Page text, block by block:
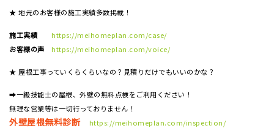
★ 地元のお客様の施工実績多数掲載！
施工実績
https://meihomeplan.com/case/
お客様の声
https://meihomeplan.com/voice/
★ 屋根工事っていくらくらいなの？見積りだけでもいいのかな？
➡一級技能士の屋根、外壁の無料点検をご利用ください！
無理な営業等は一切行っておりません！
外壁屋根無料診断 https://meihomeplan.com/inspection/